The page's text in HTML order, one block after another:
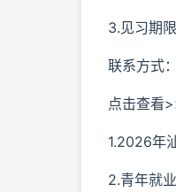
3.见习期
联系方式
点击查看
1.2026年
2.青年就